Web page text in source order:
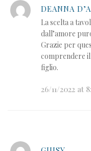
DEANNA
La scelta a
dall’amore
Grazie per
comprendere
figlio.
26/11/2022 at